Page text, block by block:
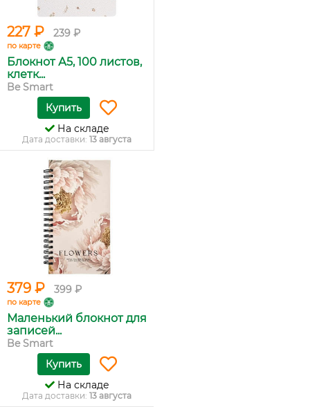
227 ₽ 239 ₽
по карте
Блокнот А5, 100 листов,
клетк...
Be Smart
Купить
На складе
Дата доставки: 13 августа
379 ₽ 399 ₽
по карте
Маленький блокнот для
записей...
Be Smart
Купить
На складе
Дата доставки: 13 августа